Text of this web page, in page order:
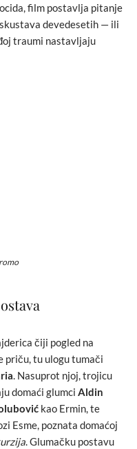
film postavlja pitanje
devedesetih — ili
traumi nastavljaju
čiji pogled na
priču, tu ulogu tumači
. Nasuprot njoj, trojicu
domaći glumci Aldin
kao Ermin, te
Esme, poznata domaćoj
. Glumačku postavu